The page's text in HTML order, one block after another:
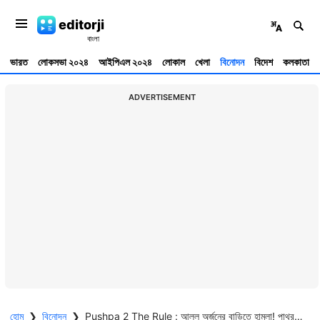
editorji
ভারত লোকসভা ২০২৪ আইপিএল ২০২৪ লোকাল খেলা বিনোদন বিদেশ কলকাতা
ADVERTISEMENT
হোম ❯ বিনোদন ❯ Pushpa 2 The Rule : আল্লু অর্জুনের বাড়িতে হামলা! পাথর ছুঁড়ল উন্মত্ত জনতা, ঘরছাড়া অভিনেতার ছেলে-মেয়ে